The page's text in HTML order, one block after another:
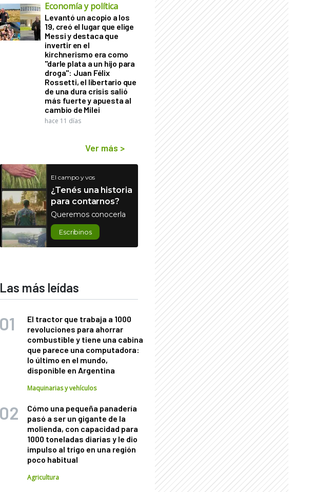
Economía y política
Levantó un acopio a los
19, creó el lugar que elige
Messi y destaca que
invertir en el
kirchnerismo era como
"darle plata a un hijo para
droga": Juan Félix
Rossetti, el libertario que
de una dura crisis salió
más fuerte y apuesta al
cambio de Milei
hace 11 días
Ver más >
El campo y vos
¿Tenés una historia
para contarnos?
Queremos conocerla
Escribinos
Las más leídas
El tractor que trabaja a 1000
revoluciones para ahorrar
combustible y tiene una cabina
que parece una computadora:
lo último en el mundo,
disponible en Argentina
Maquinarias y vehículos
Cómo una pequeña panadería
pasó a ser un gigante de la
molienda, con capacidad para
1000 toneladas diarias y le dio
impulso al trigo en una región
poco habitual
Agricultura